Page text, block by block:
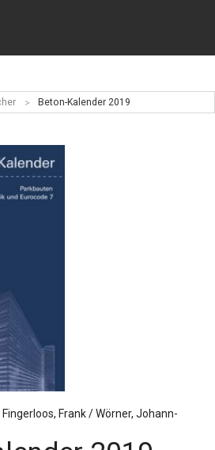
Beton-Kalender 2019
Frank / Wörner, Johann-